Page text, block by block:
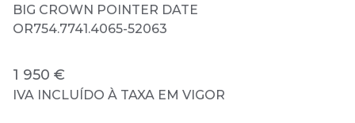
BIG CROWN POINTER DATE
OR754.7741.4065-52063
1 950 €
IVA INCLUÍDO À TAXA EM VIGOR